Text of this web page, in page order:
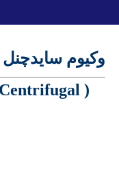
وکیوم
( Side Channel Vacuum ( Centrifugal